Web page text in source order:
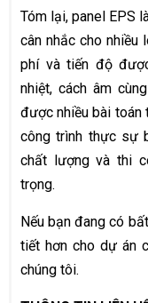
Tóm lại, panel EPS
cân nhắc cho nhiều
phí và tiến độ
nhiệt, cách âm
được nhiều bài toán
công trình thực sự
chất lượng và thi
trọng.
Nếu bạn đang có
tiết hơn cho dự án
chúng tôi.